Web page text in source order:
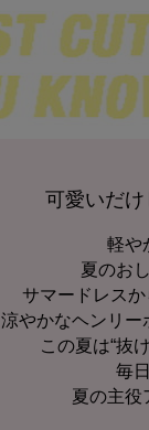
可愛いだ
軽や
夏のお
サマードレスか
涼やかなヘンリー
この夏は“抜
毎
夏の主役